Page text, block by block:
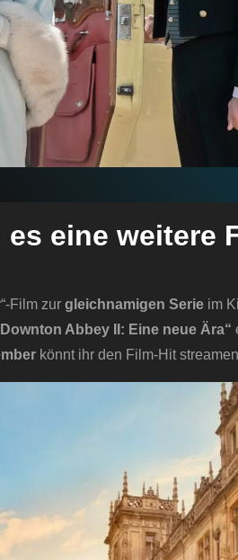
eine weitere
Film zur gleichnamigen Serie im
Abbey II: Eine neue Ära“
könnt ihr den Film-Hit